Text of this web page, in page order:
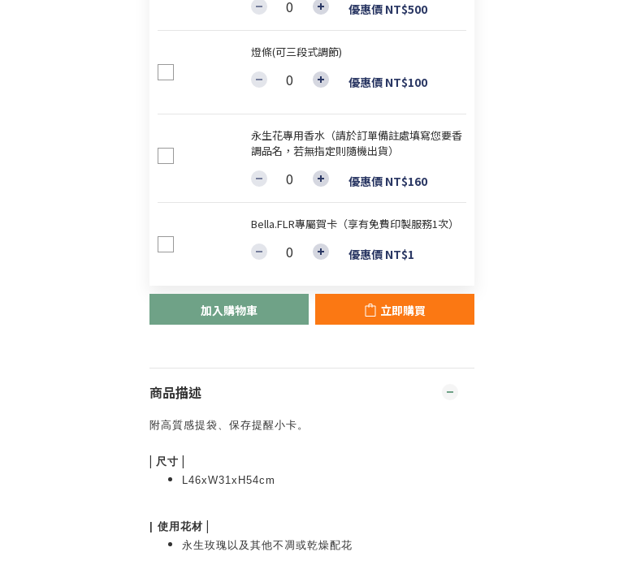
優惠價 NT$500
燈條(可三段式調節)
優惠價 NT$100
永生花專用香水（請於訂單備註處填寫您要香
調品名，若無指定則隨機出貨）
優惠價 NT$160
Bella.FLR專屬賀卡（享有免費印製服務1次）
優惠價 NT$1
加入購物車 立即購買
商品描述
附高質感提袋、保存提醒小卡。
| 尺寸 |
L46xW31xH54cm
使用花材 |
永生玫瑰以及其他不凋或乾燥配花